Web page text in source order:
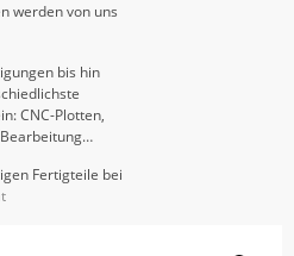
werden von uns
bis hin
CNC-Plotten,
Fertigteile bei